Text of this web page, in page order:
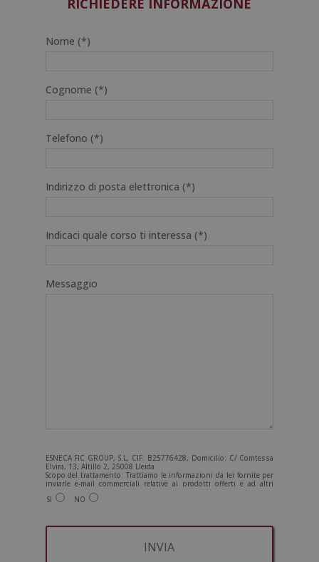
RICHIEDERE INFORMAZIONE
Nome (*)
Cognome (*)
Telefono (*)
Indirizzo di posta elettronica (*)
Indicaci quale corso ti interessa (*)
Messaggio
ESNECA FIC GROUP, S.L, CIF: B25776428, Domicilio: C/ Comtessa
Elvira, 13, Altillo 2, 25008 Lleida.
Scopo del trattamento: Trattiamo le informazioni da lei fornite per
inviarle e-mail commerciali relative ai prodotti offerti e ad altri
prodotti che potrebbero interessarla. Legittimazione del
trattamento: Consenso dell'interessato. Diritti: Può esercitare i
Per ulteriori informazioni, consulti la nostra Politica sulla privacy.
SI NO